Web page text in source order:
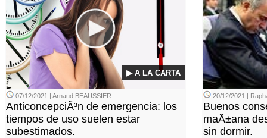
▶ A LA CARTA
07/12/2021 | Arnaud BEAUSSIER
AnticoncepciÃ³n de emergencia: los
tiempos de uso suelen estar
subestimados.
20/12/2021 |
Buenos
maÃ±ana
sin dormir.